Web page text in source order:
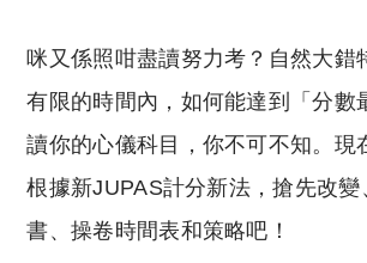
咪又係照咁盡讀努力考？自然大錯
有限的時間內，如何能達到「分數
讀你的心儀科目，你不可不知。現
根據新JUPAS計分新法，搶先改變
書、操卷時間表和策略吧！